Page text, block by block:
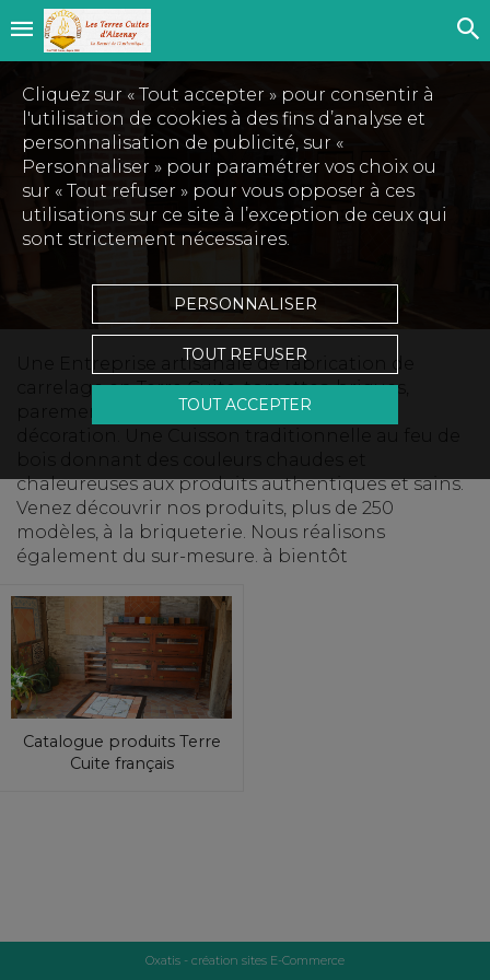
Une Entreprise artisanale de fabrication de
carrelage en Terre Cuite, tomettes, briques,
parement, briques en Terre Crue, objet de
chaleureuses aux produits authentiques et sains.
Venez découvrir nos produits, plus de 250
modèles, à la briqueterie. Nous réalisons
également du sur-mesure. à bientôt
Catalogue produits Terre
Cuite français
Cliquez sur « Tout accepter » pour consentir à
l'utilisation de cookies à des fins d’analyse et
personnalisation de publicité, sur «
Personnaliser » pour paramétrer vos choix ou
sur « Tout refuser » pour vous opposer à ces
utilisations sur ce site à l’exception de ceux qui
sont strictement nécessaires.
PERSONNALISER
TOUT REFUSER
TOUT ACCEPTER
Oxatis - création sites E-Commerce